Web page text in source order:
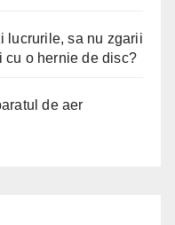
lucrurile, sa nu zgarii
cu o hernie de disc?
de aer